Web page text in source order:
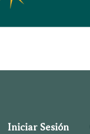
Iniciar Sesión